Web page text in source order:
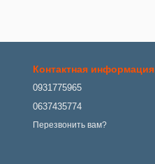
Контактная информация
0931775965
0637435774
Перезвонить вам?